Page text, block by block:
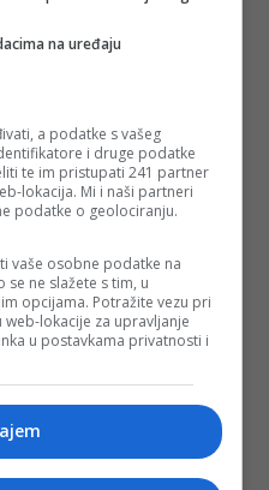
na uređaju
a podatke s vašeg
i druge podatke
te im pristupati 241 partner
lokacija. Mi i naši partneri
podatke o geolociranju.
vaše osobne podatke na
ne slažete s tim, u
opcijama. Potražite vezu pri
lokacije za upravljanje
u postavkama privatnosti i